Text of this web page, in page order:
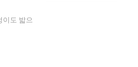
이도 밟으